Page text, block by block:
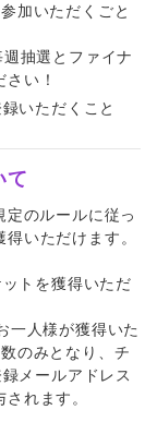
加いただくごと
抽選とファイナ
い！
いただくこと
て
のルールに従っ
いただけます。
トを獲得いただ
一人様が獲得いた
のみとなり、チ
メールアドレス
れます。